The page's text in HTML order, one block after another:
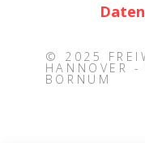
© 2025
HANNOVER -
BORNUM